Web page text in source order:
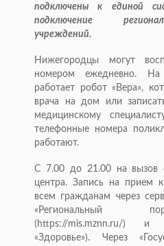
подключены к единой
подключение
учреждений.
Нижегородцы могут
номером ежедневно. На
работает робот «Вера»,
врача на дом или
медицинскому
телефонные номера
работают.
С 7.00 до 21.00 на вызов
центра. Запись на прием
всем гражданам через
«Региональный
(https://mis.mznn.ru/) и
«Здоровье»). Через